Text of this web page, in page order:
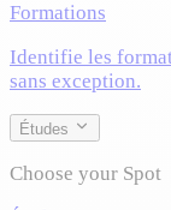
Formations
Identifie les
sans exception.
Études
Choose your Spot